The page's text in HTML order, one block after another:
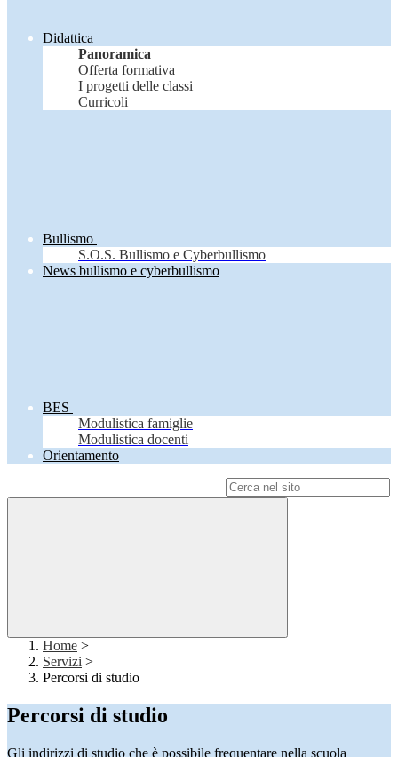
Didattica
Panoramica
Offerta formativa
I progetti delle classi
Curricoli
Bullismo
S.O.S. Bullismo e Cyberbullismo
News bullismo e cyberbullismo
BES
Modulistica famiglie
Modulistica docenti
Orientamento
Home >
Servizi >
Percorsi di studio
Percorsi di studio
Gli indirizzi di studio che è possibile frequentare nella scuola